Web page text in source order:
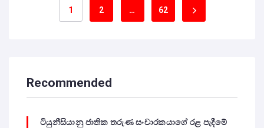
1 2 … 62
Recommended
ටියුනීසියානු ජාතික තරුණ සංචාරකයාගේ රළ පැදීමේ